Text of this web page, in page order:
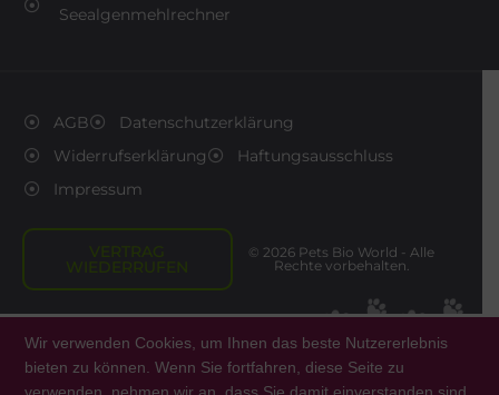
Seealgenmehlrechner
AGB
Datenschutzerklärung
Widerrufserklärung
Haftungsausschluss
Impressum
VERTRAG
WIEDERRUFEN
© 2026 Pets Bio World - Alle
Rechte vorbehalten.
Wir verwenden Cookies, um Ihnen das beste Nutzererlebnis
bieten zu können. Wenn Sie fortfahren, diese Seite zu
verwenden, nehmen wir an, dass Sie damit einverstanden sind.